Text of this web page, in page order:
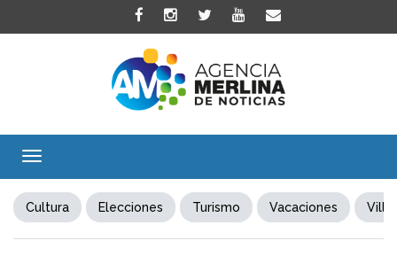
Toggle
Cultura Elecciones Turismo Vacaciones Villa